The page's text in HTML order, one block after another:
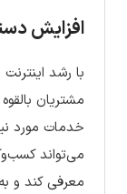
افزایش
با رشد
مشتریان
خدمات مورد
می‌تواند
معرفی کند و